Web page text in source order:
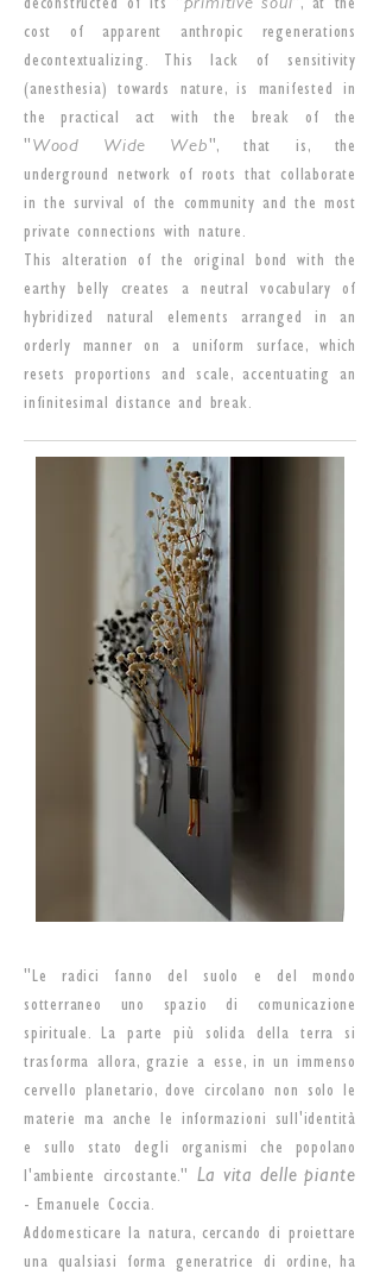
deconstructed of its "primitive soul", at the
cost of apparent anthropic regenerations
decontextualizing. This lack of sensitivity
(anesthesia) towards nature, is manifested in
the practical act with the break of the
"Wood Wide Web", that is, the
underground network of roots that collaborate
in the survival of the community and the most
private connections with nature.
This alteration of the original bond with the
earthy belly creates a neutral vocabulary of
hybridized natural elements arranged in an
orderly manner on a uniform surface, which
resets proportions and scale, accentuating an
infinitesimal distance and break.
"Le radici fanno del suolo e del mondo
sotterraneo uno spazio di comunicazione
spirituale. La parte più solida della terra si
trasforma allora, grazie a esse, in un immenso
cervello planetario, dove circolano non solo le
materie ma anche le informazioni sull'identità
e sullo stato degli organismi che popolano
l'ambiente circostante." La vita delle piante
- Emanuele Coccia.
Addomesticare la natura, cercando di proiettare
una qualsiasi forma generatrice di ordine, ha